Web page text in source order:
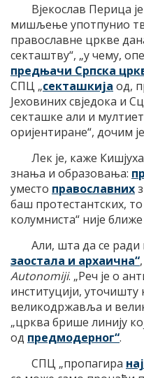
Вјекослав Перица
мишљење употпунио
православне цркве
секташтву“, „у чему,
предњачи Српска
СПЦ „секташкија од,
Јеховиних свједока и
секташке али и
оријентиране“, дочим
Лек је, каже
знања и образовања:
уместо православних
баш протестантских,
колумниста“ није ближе
Али, шта да се ради
заостала и архаична“
Autonomiji. „Реч је о
институцији,
великодржавља и
„црква брише линију
од предмодерног“.
СПЦ „пропагира